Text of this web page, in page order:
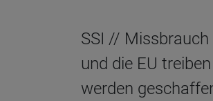
SSI // Missbrauch
und die EU
werden